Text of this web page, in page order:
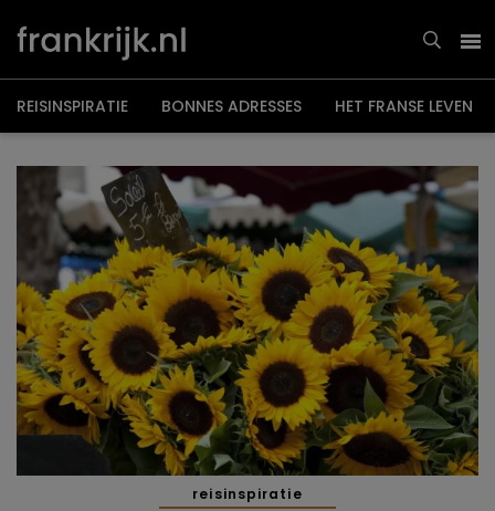
naar
inhoud
REISINSPIRATIE BONNES ADRESSES HET FRANSE LEVEN
reisinspiratie